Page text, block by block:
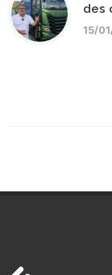
des
15/